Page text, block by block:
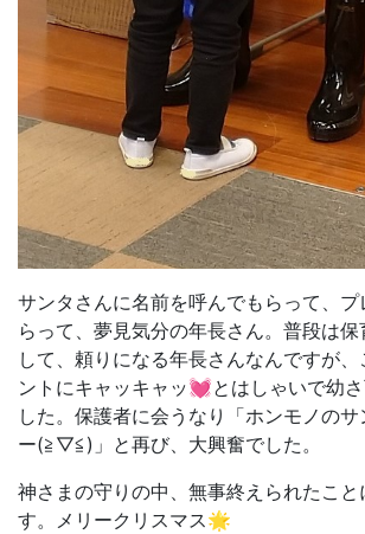
サンタさんに名前を呼んでもらって、
らって、夢見気分の年長さん。普段は保
して、頼りになる年長さんなんですが
ントにキャッキャッ💓とはしゃいで幼
した。保護者に会うなり「ホンモノの
ー(≧▽≦)」と再び、大興奮でした。
神さまの守りの中、無事終えられたこと
す。メリークリスマス🌟